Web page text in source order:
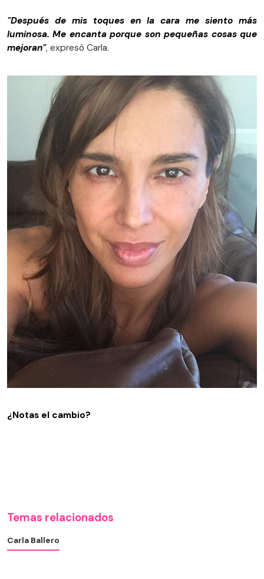
"Después de mis toques en la cara me siento más
luminosa. Me encanta porque son pequeñas cosas que
mejoran", expresó Carla.
¿Notas el cambio?
Temas relacionados
Carla Ballero